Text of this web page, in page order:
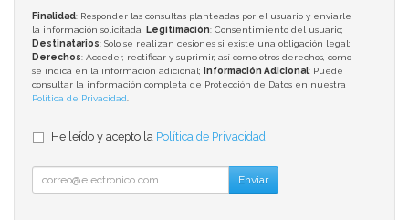
Finalidad: Responder las consultas planteadas por el usuario y enviarle
la información solicitada; Legitimación: Consentimiento del usuario;
Destinatarios: Solo se realizan cesiones si existe una obligación legal;
Derechos: Acceder, rectificar y suprimir, así como otros derechos, como
se indica en la información adicional;
Información Adicional: Puede
consultar la información completa de Protección de Datos en nuestra
Política de Privacidad.
He leído y acepto la Política de Privacidad.
Enviar